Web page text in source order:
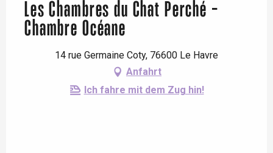
Les Chambres du Chat Perché -
Chambre Océane
14 rue Germaine Coty, 76600 Le Havre
Anfahrt
Ich fahre mit dem Zug hin!